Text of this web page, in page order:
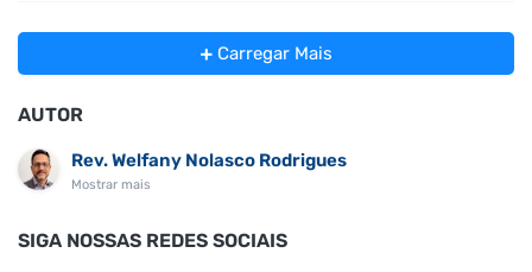
Carregar Mais
AUTOR
Rev. Welfany Nolasco Rodrigues
Mostrar mais
SIGA NOSSAS REDES SOCIAIS